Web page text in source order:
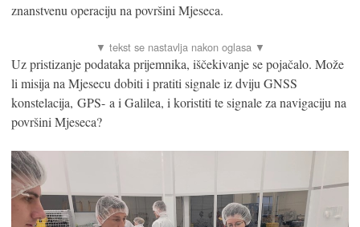
znanstvenu operaciju na površini Mjeseca.
Uz pristizanje podataka prijemnika, iščekivanje se pojačalo. Može
li misija na Mjesecu dobiti i pratiti signale iz dviju GNSS
konstelacija, GPS- a i Galilea, i koristiti te signale za navigaciju na
površini Mjeseca?